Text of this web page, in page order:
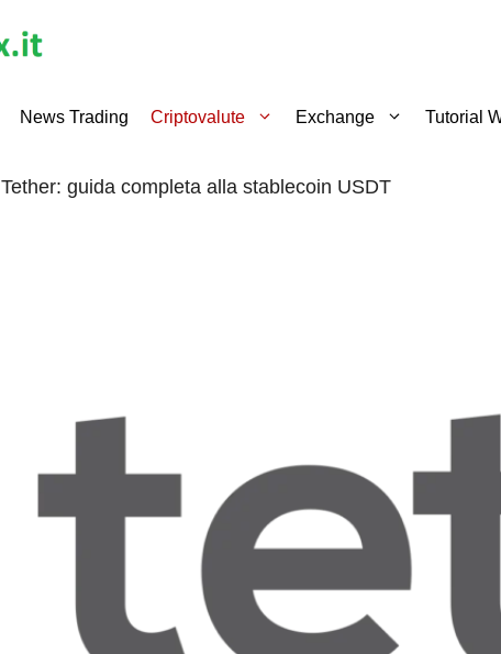
News Trading Criptovalute Exchange Tutorial
Tether: guida completa alla stablecoin USDT